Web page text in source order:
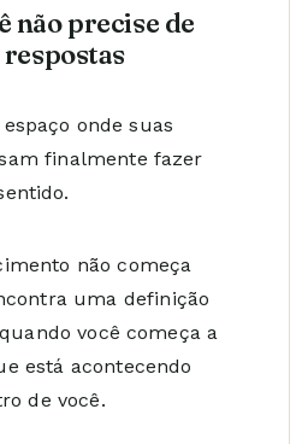
não precise de
onde suas
finalmente fazer
não começa
uma definição
você começa a
está acontecendo
de você.